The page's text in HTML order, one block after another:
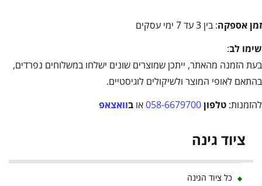
זמן אספקה: בין 3 עד 7 ימי עסקים
שימו לב:
בעת הזמנה מהאתר, ייתכן שמוצרים שונים ישלחו במשלוחים נפרדים,
בהתאם לאופי המוצר ולשיקולים לוגיסטיים.
להזמנות: טלפון058-6679700או בוואצאפ
ציוד גינה
כל ציוד הגינה